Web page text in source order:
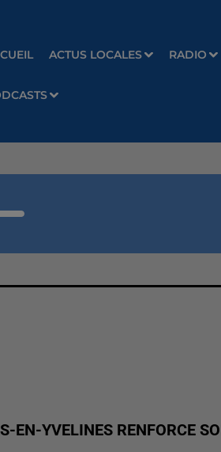
ACTUS LOCALES RADIO
EN-YVELINES RENFORCE